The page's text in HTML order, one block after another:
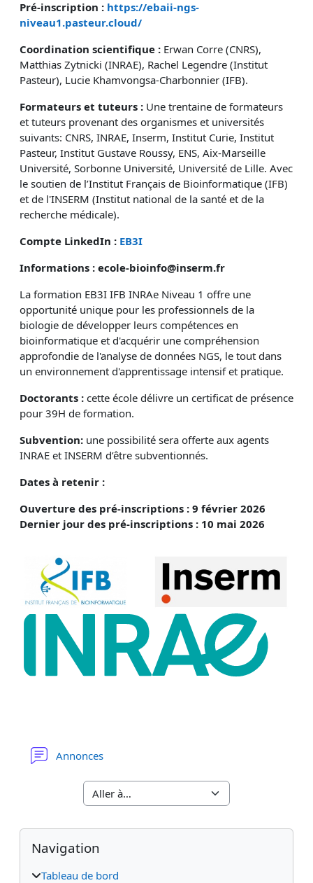
Pré-inscription : https://ebaii-ngs-
niveau1.pasteur.cloud/
Coordination scientifique : Erwan Corre (CNRS),
Matthias Zytnicki (INRAE), Rachel Legendre (Institut
Pasteur), Lucie Khamvongsa-Charbonnier (IFB).
Formateurs et tuteurs : Une trentaine de formateurs
et tuteurs provenant des organismes et universités
suivants: CNRS, INRAE, Inserm, Institut Curie, Institut
Pasteur, Institut Gustave Roussy, ENS, Aix-Marseille
Université, Sorbonne Université, Université de Lille. Avec
le soutien de l’Institut Français de Bioinformatique (IFB)
et de l'INSERM (Institut national de la santé et de la
recherche médicale).
Compte LinkedIn : EB3I
Informations : ecole-bioinfo@inserm.fr
La formation EB3I IFB INRAe Niveau 1 offre une
opportunité unique pour les professionnels de la
biologie de développer leurs compétences en
bioinformatique et d'acquérir une compréhension
approfondie de l'analyse de données NGS, le tout dans
un environnement d'apprentissage intensif et pratique.
Doctorants : cette école délivre un certificat de présence
pour 39H de formation.
Subvention: une possibilité sera offerte aux agents
INRAE et INSERM d’être subventionnés.
Dates à retenir :
Ouverture des pré-inscriptions : 9 février 2026
Dernier jour des pré-inscriptions : 10 mai 2026
Annonces
Blocs
Blocs supplémentaires
Passer Navigation
Navigation
Tableau de bord